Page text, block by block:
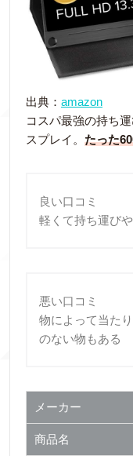
出典： amazon
コスパ最強の持ち
スプレイ。 たった
良い口コミ
軽くて持ち運び
悪い口コミ
物によって当た
のない物もある
メーカー
商品名